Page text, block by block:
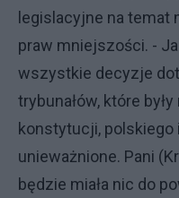
legislacyjne na temat
praw mniejszości. -
wszystkie decyzje
trybunałów, które
konstytucji, polskiego
unieważnione. Pani
będzie miała nic do